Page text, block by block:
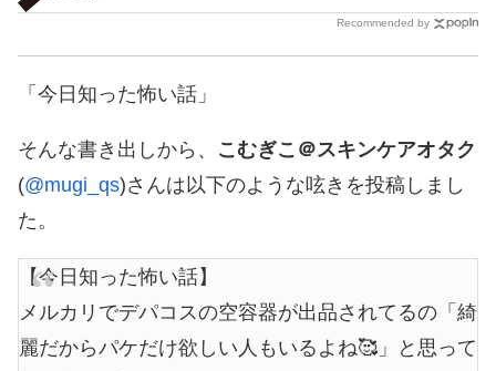
Recommended by
「今日知った怖い話」
そんな書き出しから、 こむぎこ＠スキンケアオタク
(@mugi_qs)さんは以下のような呟きを投稿しまし
た。
【今日知った怖い話】
メルカリでデパコスの空容器が出品されてるの「綺
麗だからパケだけ欲しい人もいるよね🥰」と思って